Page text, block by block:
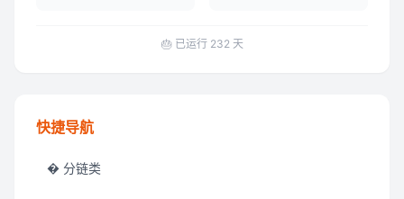
🎂 已运行 232天
快捷导航
� 分链类